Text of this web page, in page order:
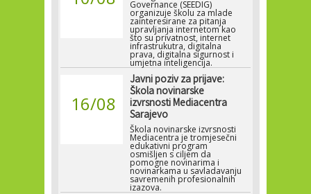
Governance (SEEDIG)
organizuje školu za mlade
zainteresirane za pitanja
upravljanja internetom kao
što su privatnost, internet
infrastrukutra, digitalna
prava, digitalna sigurnost i
umjetna inteligencija.
16/08
Javni poziv za prijave:
Škola novinarske
izvrsnosti Mediacentra
Sarajevo
Škola novinarske izvrsnosti
Mediacentra je tromjesečni
edukativni program
osmišljen s ciljem da
pomogne novinarima i
novinarkama u savladavanju
savremenih profesionalnih
izazova.